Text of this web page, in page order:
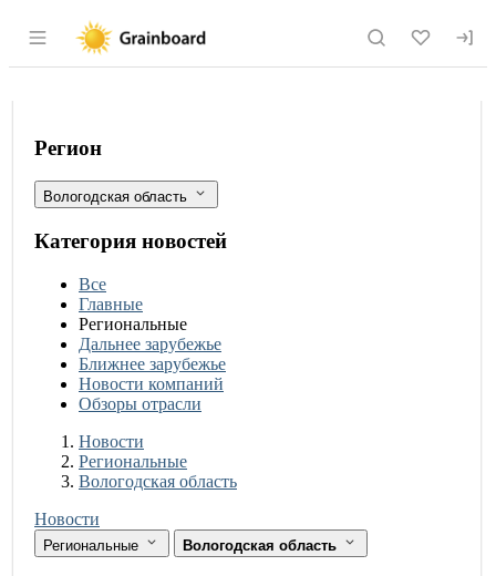
Раздел навигации по сайту
Средняя урожайность зерна до 23,4
Фильтры
Регион
Вологодская область
Категория новостей
Все
Главные
Региональные
Дальнее зарубежье
Ближнее зарубежье
Новости компаний
Обзоры отрасли
Новости
Разделы
Новости
Региональные
Вологодская область
Новости
Региональные Вологодская область